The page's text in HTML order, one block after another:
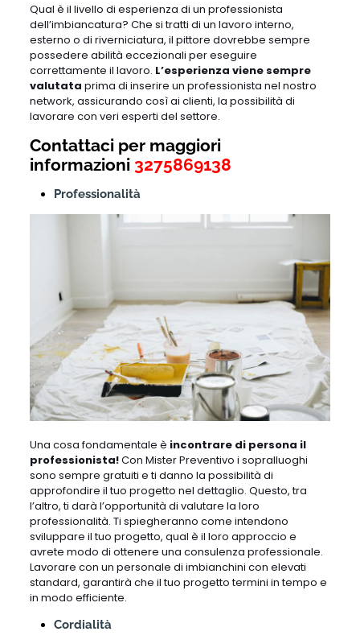
Qual è il livello di esperienza di un professionista
dell’imbiancatura? Che si tratti di un lavoro interno,
esterno o di riverniciatura, il pittore dovrebbe sempre
possedere abilità eccezionali per eseguire
correttamente il lavoro. L’esperienza viene sempre
valutata prima di inserire un professionista nel nostro
network, assicurando così ai clienti, la possibilità di
lavorare con veri esperti del settore.
Contattaci per maggiori
informazioni 3275869138
Professionalità
Una cosa fondamentale è incontrare di persona il
professionista!Con Mister Preventivo i sopralluoghi
sono sempre gratuiti e ti danno la possibilità di
approfondire il tuo progetto nel dettaglio. Questo, tra
l’altro, ti darà l’opportunità di valutare la loro
professionalità. Ti spiegheranno come intendono
sviluppare il tuo progetto, qual è il loro approccio e
avrete modo di ottenere una consulenza professionale.
Lavorare con un personale di imbianchini con elevati
standard, garantirà che il tuo progetto termini in tempo e
in modo efficiente.
Cordialità